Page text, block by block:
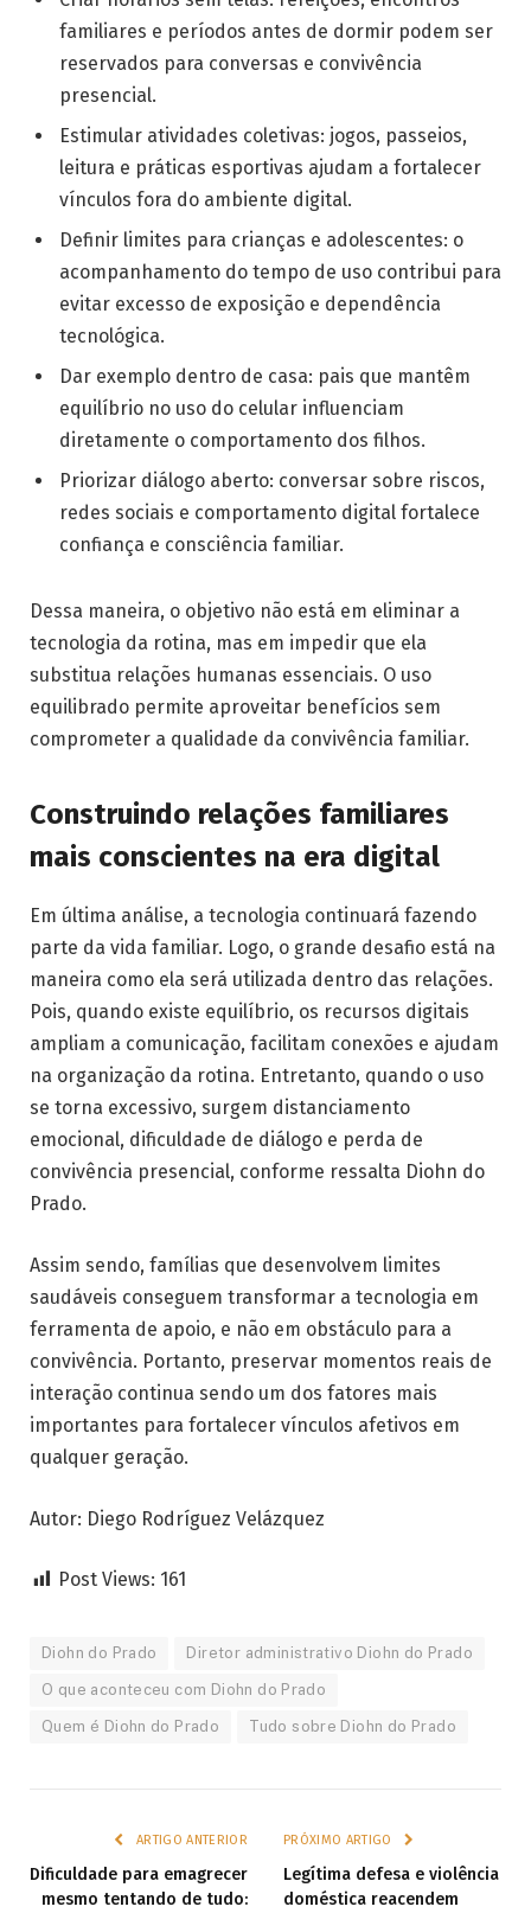
familiares e períodos antes de dormir podem ser
reservados para conversas e convivência
presencial.
Estimular atividades coletivas: jogos, passeios,
leitura e práticas esportivas ajudam a fortalecer
vínculos fora do ambiente digital.
Definir limites para crianças e adolescentes: o
acompanhamento do tempo de uso contribui para
evitar excesso de exposição e dependência
tecnológica.
Dar exemplo dentro de casa: pais que mantêm
equilíbrio no uso do celular influenciam
diretamente o comportamento dos filhos.
Priorizar diálogo aberto: conversar sobre riscos,
redes sociais e comportamento digital fortalece
confiança e consciência familiar.
Dessa maneira, o objetivo não está em eliminar a
tecnologia da rotina, mas em impedir que ela
substitua relações humanas essenciais. O uso
equilibrado permite aproveitar benefícios sem
comprometer a qualidade da convivência familiar.
Construindo relações familiares
mais conscientes na era digital
Em última análise, a tecnologia continuará fazendo
parte da vida familiar. Logo, o grande desafio está na
maneira como ela será utilizada dentro das relações.
Pois, quando existe equilíbrio, os recursos digitais
ampliam a comunicação, facilitam conexões e ajudam
na organização da rotina. Entretanto, quando o uso
se torna excessivo, surgem distanciamento
emocional, dificuldade de diálogo e perda de
convivência presencial, conforme ressalta Diohn do
Prado.
Assim sendo, famílias que desenvolvem limites
saudáveis conseguem transformar a tecnologia em
ferramenta de apoio, e não em obstáculo para a
convivência. Portanto, preservar momentos reais de
interação continua sendo um dos fatores mais
importantes para fortalecer vínculos afetivos em
qualquer geração.
Autor: Diego Rodríguez Velázquez
Post Views: 161
Diohn do Prado Diretor administrativo Diohn do Prado
O que aconteceu com Diohn do Prado
Quem é Diohn do Prado Tudo sobre Diohn do Prado
ARTIGO ANTERIOR
Dificuldade para emagrecer
mesmo tentando de tudo:
PRÓXIMO ARTIGO
Legítima defesa e violência
doméstica reacendem